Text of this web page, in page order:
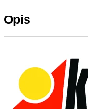
Biały
Opis